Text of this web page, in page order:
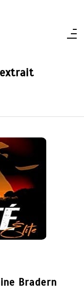
Bradern